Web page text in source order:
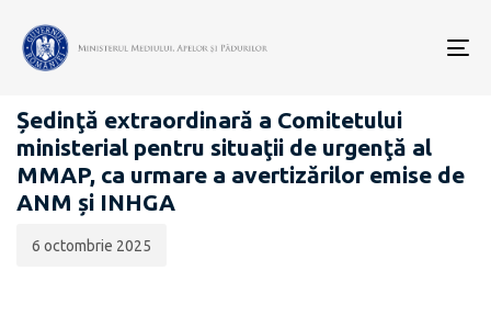
COMUNICATE DE PRESĂ
Ședinţă extraordinară a Comitetului
ministerial pentru situaţii de urgenţă al
MMAP, ca urmare a avertizărilor emise de
ANM și INHGA
publicării:
6 octombrie 2025